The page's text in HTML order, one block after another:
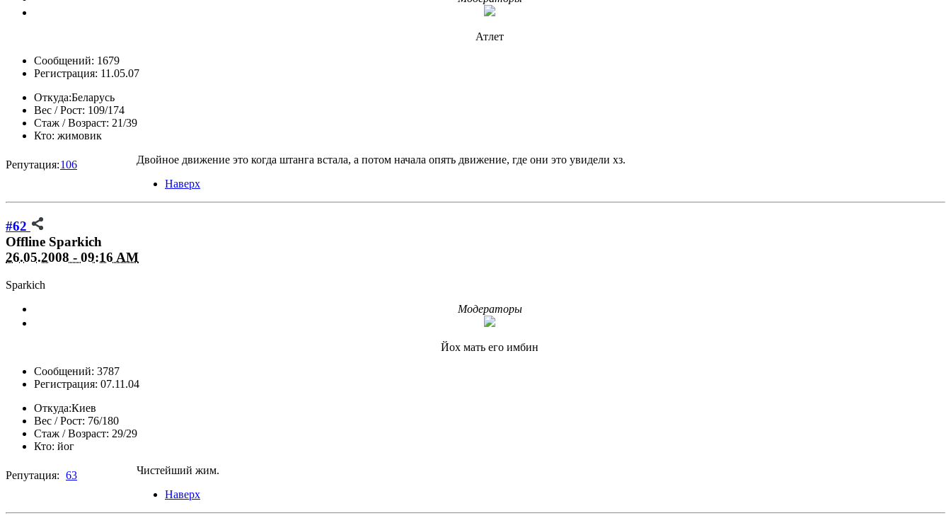
Атлет
Сообщений: 1679
Регистрация: 11.05.07
Откуда:Беларусь
Вес / Рост: 109/174
Стаж / Возраст: 21/39
Кто: жимовик
Репутация:106
Двойное движение это когда штанга встала, а потом начала опять движение, где они это увидели хз.
Наверх
#62
Offline Sparkich
26.05.2008 - 09:16 AM
Sparkich
Модераторы
Йох мать его имбин
Сообщений: 3787
Регистрация: 07.11.04
Откуда:Киев
Вес / Рост: 76/180
Стаж / Возраст: 29/29
Кто: йог
Репутация: 63
Чистейший жим.
Наверх